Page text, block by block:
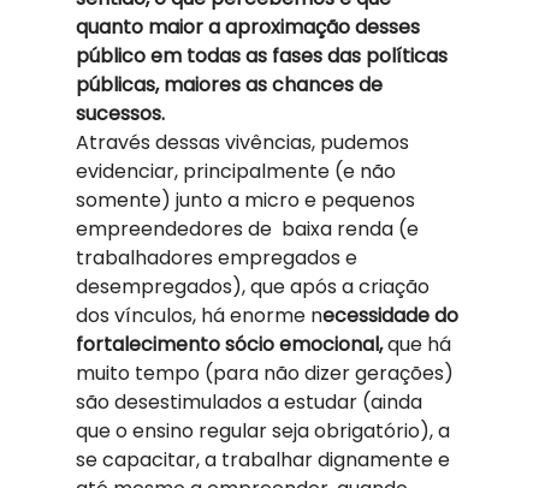
quanto maior a aproximação desses
público em todas as fases das políticas
públicas, maiores as chances de
sucessos.
Através dessas vivências, pudemos
evidenciar, principalmente (e não
somente) junto a micro e pequenos
empreendedores de  baixa renda (e
trabalhadores empregados e
desempregados), que após a criação
dos vínculos, há enorme necessidade do
fortalecimento sócio emocional, que há
muito tempo (para não dizer gerações)
são desestimulados a estudar (ainda
que o ensino regular seja obrigatório), a
se capacitar, a trabalhar dignamente e